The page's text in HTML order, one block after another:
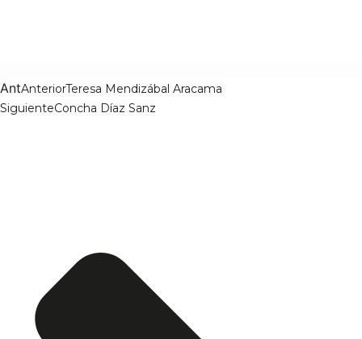
AntAnteriorTeresa Mendizábal Aracama
SiguienteConcha Díaz Sanz